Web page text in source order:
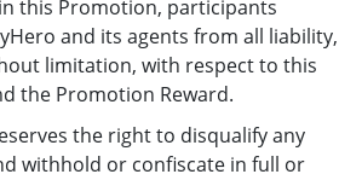
this Promotion, participants
and its agents from all liability,
limitation, with respect to this
the Promotion Reward.
the right to disqualify any
withhold or confiscate in full or